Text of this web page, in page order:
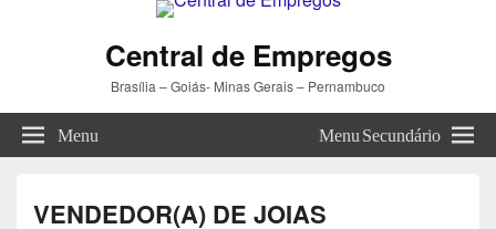
Central de Empregos
Brasília – Goiás- Minas Gerais – Pernambuco
Menu Menu Secundário
VENDEDOR(A) DE JOIAS